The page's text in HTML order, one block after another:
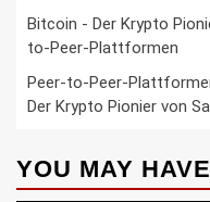
Bitcoin - Der Krypto
to-Peer-Plattformen
Peer-to-Peer-
Der Krypto Pionier von
YOU MAY